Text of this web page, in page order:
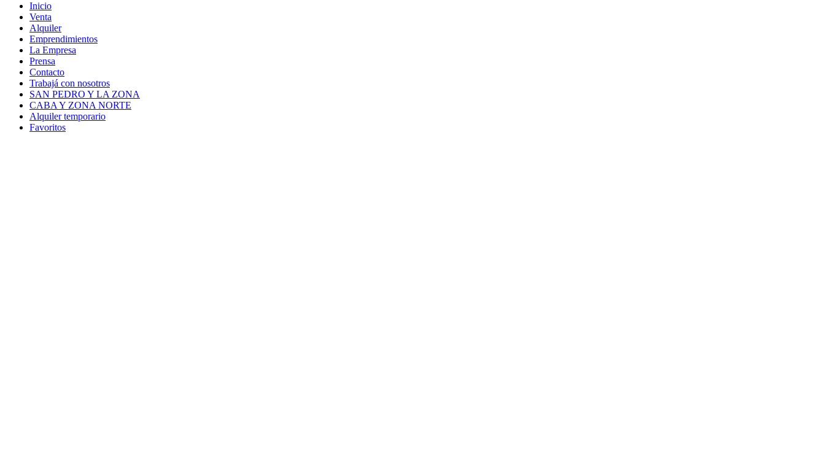
Inicio
Venta
Alquiler
Emprendimientos
La Empresa
Prensa
Contacto
Trabajá con nosotros
SAN PEDRO Y LA ZONA
CABA Y ZONA NORTE
Alquiler temporario
Favoritos